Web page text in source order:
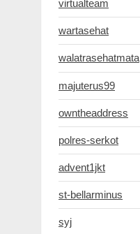
virtualteam
wartasehat
walatrasehatmata
majuterus99
owntheaddress
polres-serkot
advent1jkt
st-bellarminus
syj